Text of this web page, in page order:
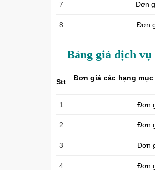
7 Đơn
8 Đơn
Bảng giá dịch
Stt Đơn giá các hạng
1 Đơn
2 Đơn
3 Đơn
4 Đơn